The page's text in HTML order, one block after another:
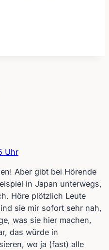
Uhr
Aber gibt bei Hörende
in Japan unterwegs,
Höre plötzlich Leute
sie mir sofort sehr nah,
was sie hier machen,
das würde in
wo ja (fast) alle